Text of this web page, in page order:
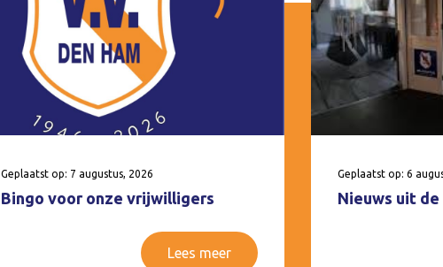
Geplaatst op: 7 augustus, 2026
Bingo voor onze vrijwilligers
Lees meer
Geplaatst op: 6
Nieuws uit de